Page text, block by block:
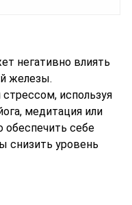
негативно влиять
железы.
используя
медитация или
обеспечить себе
снизить уровень